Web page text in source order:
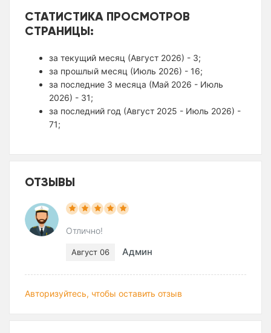
СТАТИСТИКА ПРОСМОТРОВ
СТРАНИЦЫ:
за текущий месяц (Август 2026) - 3;
за прошлый месяц (Июль 2026) - 16;
за последние 3 месяца (Май 2026 - Июль
2026) - 31;
за последний год (Август 2025 - Июль 2026) -
71;
ОТЗЫВЫ
Отлично!
Август 06 Админ
Авторизуйтесь, чтобы оставить отзыв